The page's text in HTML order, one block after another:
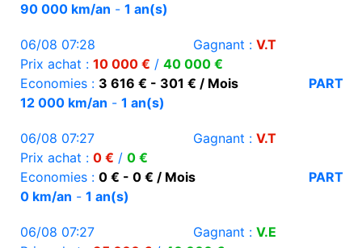
90 000 km/an - 1 an(s)
06/08 07:28 Gagnant : V.T
Prix achat : 10 000 € / 40 000 €
Economies : 3 616 € - 301 € / Mois
PART
12 000 km/an - 1 an(s)
06/08 07:27 Gagnant : V.T
Prix achat : 0 € / 0 €
Economies : 0 € - 0 € / Mois
PART
0 km/an - 1 an(s)
06/08 07:27 Gagnant : V.E